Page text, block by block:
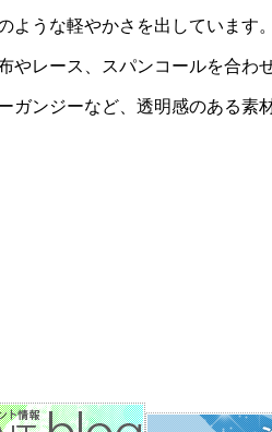
うな軽やかさを出しています。
やレース、スパンコールを合わ
ンジーなど、透明感のある素